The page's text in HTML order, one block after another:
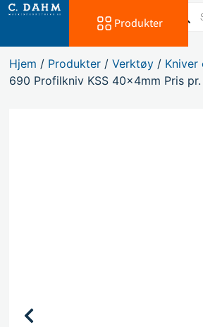
Produkter
Hjem / Produkter /Verktøy /
690 Profilkniv KSS 40x4mm Pris